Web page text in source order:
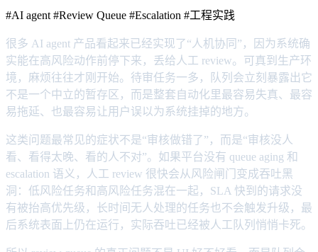
#AI agent #Review Queue #Escalation #工程实践
很多 AI agent 产品看起来已经实现了“人机协同”，因为系统确
实能在高风险动作前停下来，丢给人工 review。可真到生产环
境，麻烦往往才刚开始。待审任务一多，队列会立刻暴露出它
不是一个中立的暂存区，而是整套自动化里最容易失真、最容
易拖延、也最容易让用户误以为系统挂掉的地方。
这类问题最常见的症状不是“审核做错了”，而是“审核没人
看、看得太晚、看的人不对”。如果平台没有 queue aging 和
escalation 语义，人工 review 很快会从风险闸门变成吞吐黑
洞：低风险任务和高风险任务混在一起，SLA 快到的请求没
有被抬高优先级，长时间无人处理的任务也不会触发升级，最
后系统表面上仍在运行，实际吞吐已经被人工队列悄悄卡死。